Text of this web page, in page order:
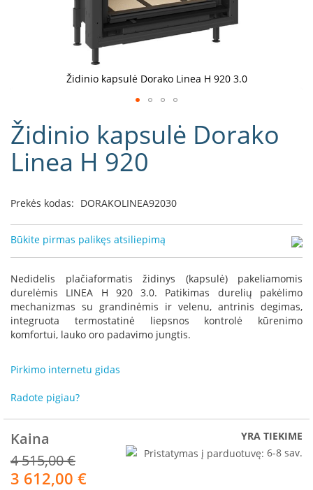
i
n
e
f
r
o
m
e
R
o
t
p
p
r
Židinio kapsulė Dorako
Linea H 920
Prekės kodas: DORAKOLINEA92030
Būkite pirmas palikęs atsiliepimą
Nedidelis plačiaformatis židinys (kapsulė) pakeliamomis
durelėmis LINEA H 920 3.0. Patikimas durelių pakėlimo
mechanizmas su grandinėmis ir velenu, antrinis degimas,
integruota termostatinė liepsnos kontrolė kūrenimo
komfortui, lauko oro padavimo jungtis.
Pirkimo internetu gidas
Radote pigiau?
Kaina
4 515,00 €
Akcija
3 612,00 €
YRA TIEKIME
Pristatymas į parduotuvę: 6-8 sav.
Židinio kapsulė Dorako Linea H 920 3.0
į
galerijos
paradžią